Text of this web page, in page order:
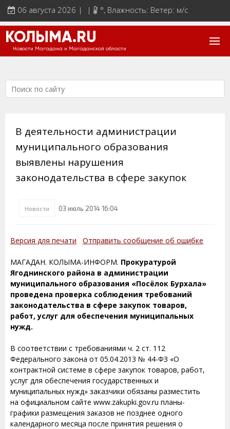
06 августа 2026 | | °, Влажность: Ветер: м/с
КОЛЫМА.RU
Новости Магадана и Магаданской области
В деятельности администрации
муниципального образования
выявлены нарушения
законодательства в сфере закупок
Новости 03 июль 2014 16:04
Версия для печати Отправить сообщение об ошибке
МАГАДАН. КОЛЫМА-ИНФОРМ. Прокуратурой
Ягоднинского района в администрации
муниципального образования «Посёлок Бурхала»
проведена проверка соблюдения требований
законодательства в сфере закупок товаров,
работ, услуг для обеспечения муниципальных
нужд.
В соответствии с требованиями ч. 2 ст. 112
Федерального закона от 05.04.2013 № 44-ФЗ «О
контрактной системе в сфере закупок товаров, работ,
услуг для обеспечения государственных и
муниципальных нужд» заказчики обязаны разместить
на официальном сайте www.zakupki.gov.ru планы-
графики размещения заказов не позднее одного
календарного месяца после принятия решения о